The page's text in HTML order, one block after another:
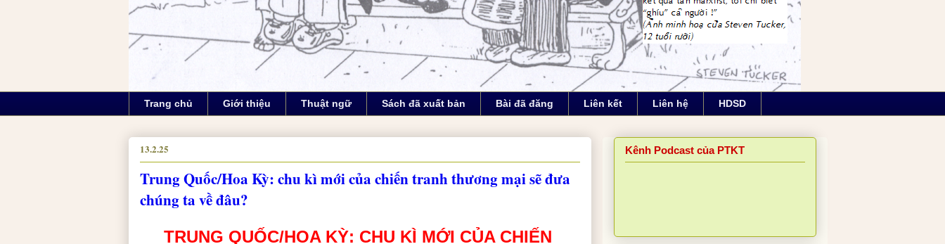
Trang chủ Giới thiệu Thuật ngữ Sách đã xuất bản Bài đã đăng Liên kết Liên hệ HDSD
13.2.25
Trung Quốc/Hoa Kỳ: chu kì mới của chiến tranh thương mại sẽ đưa
chúng ta về đâu?
TRUNG QUỐC/HOA KỲ: CHU KÌ MỚI CỦA CHIẾN
Kênh Podcast của PTKT